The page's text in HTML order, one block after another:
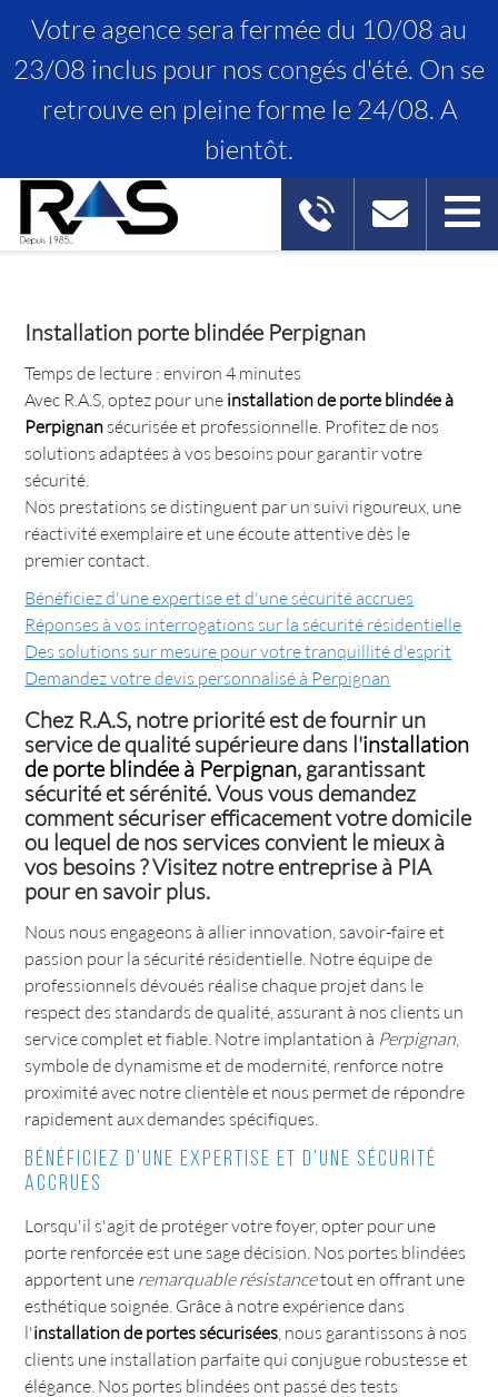
Votre agence sera fermée du 10/08 au
23/08 inclus pour nos congés d'été. On se
retrouve en pleine forme le 24/08. A
bientôt.
INSTALLATION PORTE BLINDÉE
PERPIGNAN
Installation porte blindée Perpignan
Temps de lecture : environ 4 minutes
Avec R.A.S, optez pour une installation de porte blindée à
Perpignan sécurisée et professionnelle. Profitez de nos
solutions adaptées à vos besoins pour garantir votre
sécurité.
Nos prestations se distinguent par un suivi rigoureux, une
réactivité exemplaire et une écoute attentive dès le
premier contact.
Bénéficiez d'une expertise et d'une sécurité accrues
Réponses à vos interrogations sur la sécurité résidentielle
Des solutions sur mesure pour votre tranquillité d'esprit
Demandez votre devis personnalisé à Perpignan
Chez R.A.S, notre priorité est de fournir un
service de qualité supérieure dans l'installation
de porte blindée à Perpignan, garantissant
sécurité et sérénité. Vous vous demandez
comment sécuriser efficacement votre domicile
ou lequel de nos services convient le mieux à
vos besoins ? Visitez notre entreprise à PIA
pour en savoir plus.
Nous nous engageons à allier innovation, savoir-faire et
passion pour la sécurité résidentielle. Notre équipe de
professionnels dévoués réalise chaque projet dans le
respect des standards de qualité, assurant à nos clients un
service complet et fiable. Notre implantation à Perpignan
symbole de dynamisme et de modernité, renforce notre
proximité avec notre clientèle et nous permet de répondre
rapidement aux demandes spécifiques.
Bénéficiez d'une expertise et d'une sécurité
accrues
Lorsqu'il s'agit de protéger votre foyer, opter pour une
porte renforcée est une sage décision. Nos portes blindées
apportent une remarquable résistancetout en offrant une
esthétique soignée. Grâce à notre expérience dans
l'installation de portes sécurisées , nous garantissons à nos
clients une installation parfaite qui conjugue robustesse et
élégance. Nos portes blindées ont passé des tests